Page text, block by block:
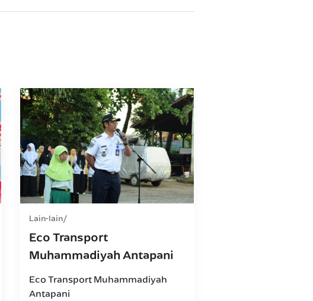
Lain-lain
Eco Transport
Muhammadiyah Antapani
Eco Transport Muhammadiyah
Antapani